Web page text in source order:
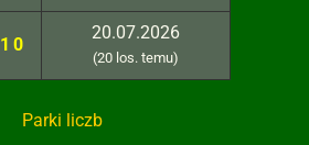
10
20.07.2026
(20 los. temu)
Parki liczb